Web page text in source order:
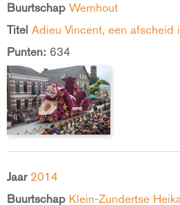
Buurtschap Wernhout
Titel Adieu Vincent, een afscheid
Punten: 634
Jaar 2014
Buurtschap Klein-Zundertse